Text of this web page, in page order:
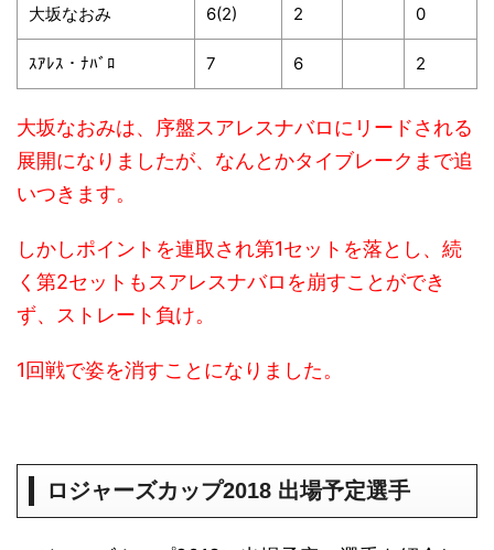
大坂なおみ 6(2) 2 0
ｽｱﾚｽ・ﾅﾊﾞﾛ 7 6 2
大坂なおみは、序盤スアレスナバロにリードされる
展開になりましたが、なんとかタイブレークまで追
いつきます。
しかしポイントを連取され第1セットを落とし、続
く第2セットもスアレスナバロを崩すことができ
ず、ストレート負け。
1回戦で姿を消すことになりました。
ロジャーズカップ2018 出場予定選手